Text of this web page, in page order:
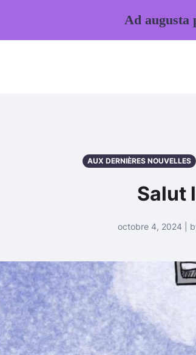
AUX DERNIÈRES NOUVELLES
Salut
octobre 4, 2024 |
Ad augusta